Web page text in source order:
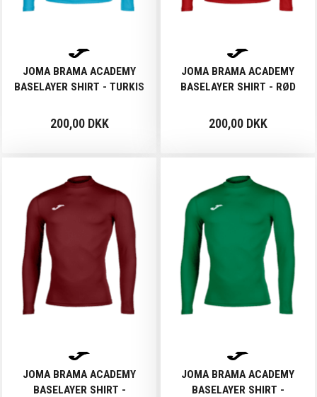
JOMA BRAMA ACADEMY
BASELAYER SHIRT - TURKIS
200,00 DKK
JOMA BRAMA ACADEMY
BASELAYER SHIRT - RØD
200,00 DKK
JOMA BRAMA ACADEMY
BASELAYER SHIRT -
JOMA BRAMA ACADEMY
BASELAYER SHIRT -